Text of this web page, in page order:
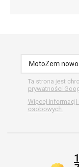
Ta strona jest
prywatności
Więcej informacji
osobowych.